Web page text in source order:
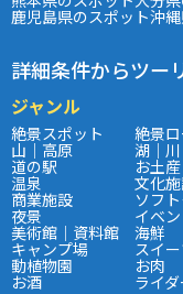
鹿児島県のスポット沖
詳細条件からツー
ジャンル
絶景スポット 絶景
山｜高原 湖｜
道の駅 お土産
温泉 文化
商業施設 ソフ
夜景 イベ
美術館｜資料館 海鮮
キャンプ場 スイ
動植物園 お肉
お酒 ライ